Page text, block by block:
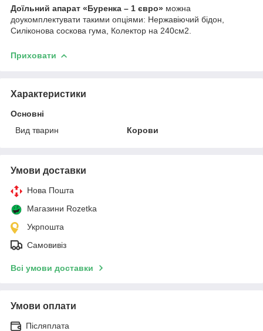
Доїльний апарат «Буренка – 1 євро» можна
доукомплектувати такими опціями: Нержавіючий бідон,
Силіконова соскова гума, Колектор на 240см2.
Приховати
Характеристики
Основні
Вид тварин
Корови
Умови доставки
Нова Пошта
Магазини Rozetka
Укрпошта
Самовивіз
Всі умови доставки
Умови оплати
Післяплата